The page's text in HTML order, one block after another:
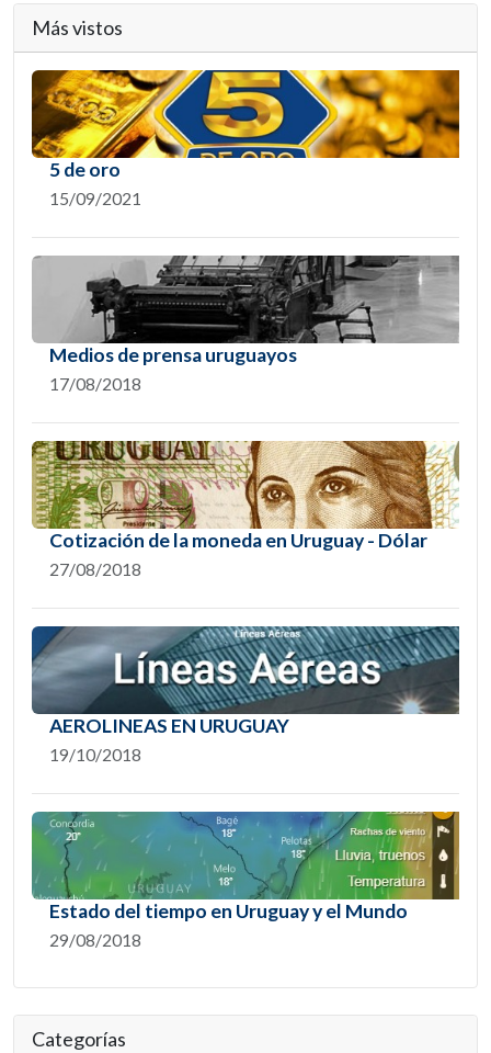
Más vistos
5 de oro
15/09/2021
Medios de prensa uruguayos
17/08/2018
Cotización de la moneda en Uruguay - Dólar
27/08/2018
AEROLINEAS EN URUGUAY
19/10/2018
Estado del tiempo en Uruguay y el Mundo
29/08/2018
Categorías